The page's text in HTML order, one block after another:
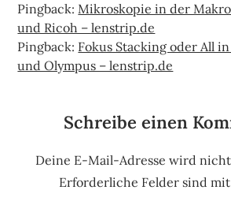
Pingback: Mikroskopie in der
und Ricoh – lenstrip.de
Pingback: Fokus Stacking oder All
und Olympus – lenstrip.de
Schreibe einen
Deine E-Mail-Adresse wird
Erforderliche Felder sind mit